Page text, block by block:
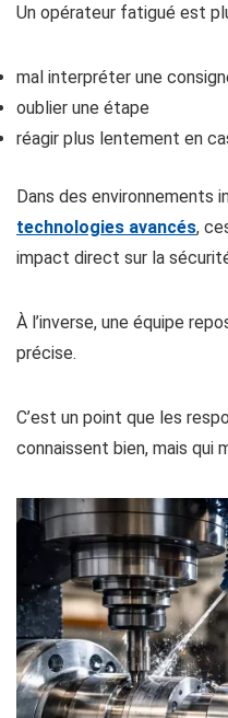
Un opérateur fatigué est
mal interpréter une
oublier une étape
réagir plus lentement en
Dans des environnements
technologies avancés,
impact direct sur la
À l’inverse, une équipe
précise.
C’est un point que les
connaissent bien, mais qui